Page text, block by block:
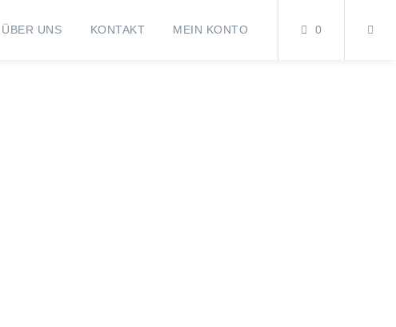
ÜBER UNS KONTAKT MEIN KONTO 0